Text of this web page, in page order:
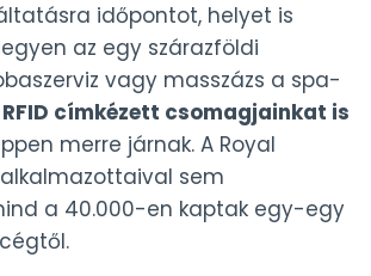
időpontot, helyet is
az egy szárazföldi
vagy masszázs a spa-
RFID címkézett csomagjainkat is
merre járnak. A Royal
sem
a 40.000-en kaptak egy-egy